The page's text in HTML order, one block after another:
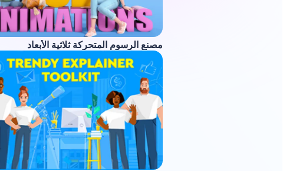
مصنع الرسوم المتحركة ثلاثية الأبعاد